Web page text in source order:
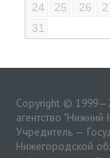
24
25 26
31
Copyright ©
агентство
Учредитель —
Нижегородской